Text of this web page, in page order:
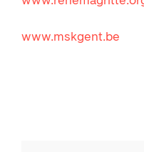
www.mskgent.be